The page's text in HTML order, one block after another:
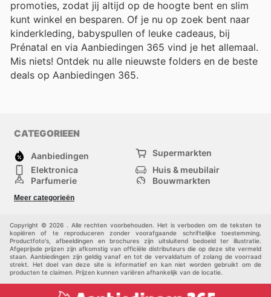
promoties, zodat jij altijd op de hoogte bent en slim
kunt winkel en besparen. Of je nu op zoek bent naar
kinderkleding, babyspullen of leuke cadeaus, bij
Prénatal en via Aanbiedingen 365 vind je het allemaal.
Mis niets! Ontdek nu alle nieuwste folders en de beste
deals op Aanbiedingen 365.
CATEGORIEEN
Aanbiedingen
Supermarkten
Elektronica
Huis & meubilair
Parfumerie
Bouwmarkten
Kinderen
Meer categorieën
Copyright © 2026 . Alle rechten voorbehouden. Het is verboden om de teksten te
kopiëren of te reproduceren zonder voorafgaande schriftelijke toestemming.
Productfoto's, afbeeldingen en brochures zijn uitsluitend bedoeld ter illustratie.
Afgeprijsde prijzen zijn afkomstig van officiële distributeurs die op deze site vermeld
staan. Aanbiedingen zijn geldig vanaf en tot de vervaldatum of zolang de voorraad
strekt. Het doel van deze site is informatief en kan niet worden gebruikt om de
producten te claimen. Prijzen kunnen variëren afhankelijk van de locatie.